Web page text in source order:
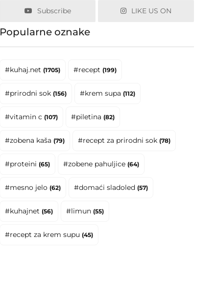
Subscribe LIKE US ON
Popularne oznake
#kuhaj.net(1705) #recept(199)
#prirodni sok(156) #krem supa(112)
#vitamin c(107) #piletina(82)
#zobena kaša(79) #recept za prirodni sok(78)
#proteini(65) #zobene pahuljice(64)
#mesno jelo(62) #domaći sladoled(57)
#kuhajnet(56) #limun(55)
#recept za krem supu(45)